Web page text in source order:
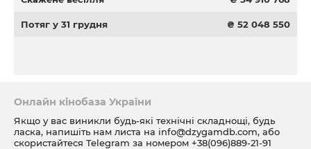
Потяг у 31 грудня ₴ 52 048 550
Онлайн кінобаза України
Якщо у вас виникли будь-які технічні складнощі, будь
ласка, напишіть нам листа на info@dzygamdb.com, або
скористайтеся Telegram за номером +38(096)889-21-91